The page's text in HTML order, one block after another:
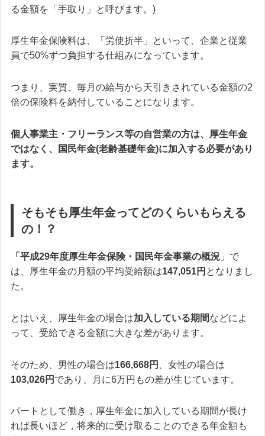
る金額を「手取り」と呼びます。)
厚生年金保険料は、「労使折半」といって、企業と従業
員で50%ずつ負担する仕組みになっています。
つまり、実質、毎月の給与から天引きされている金額の2
倍の保険料を納付していることになります。
個人事業主・フリーランス等の自営業の方は、厚生年金
ではなく、国民年金(老齢基礎年金)に加入する必要があり
ます。
そもそも厚生年金ってどのくらいもらえる
の！？
「平成29年度厚生年金保険・国民年金事業の概況 」で
は、厚生年金の月額の平均受給額は147,051円 となりまし
た。
とはいえ、厚生年金の場合は加入している期間などによ
って、受給できる金額に大きな差があります。
そのため、男性の場合は166,668円
、女性の場合は
103,026円 であり、月に6万円もの差が生じています。
パートとして働き，厚生年金に加入している期間が長け
れば長いほど，将来的に受け取ることのできる年金額も